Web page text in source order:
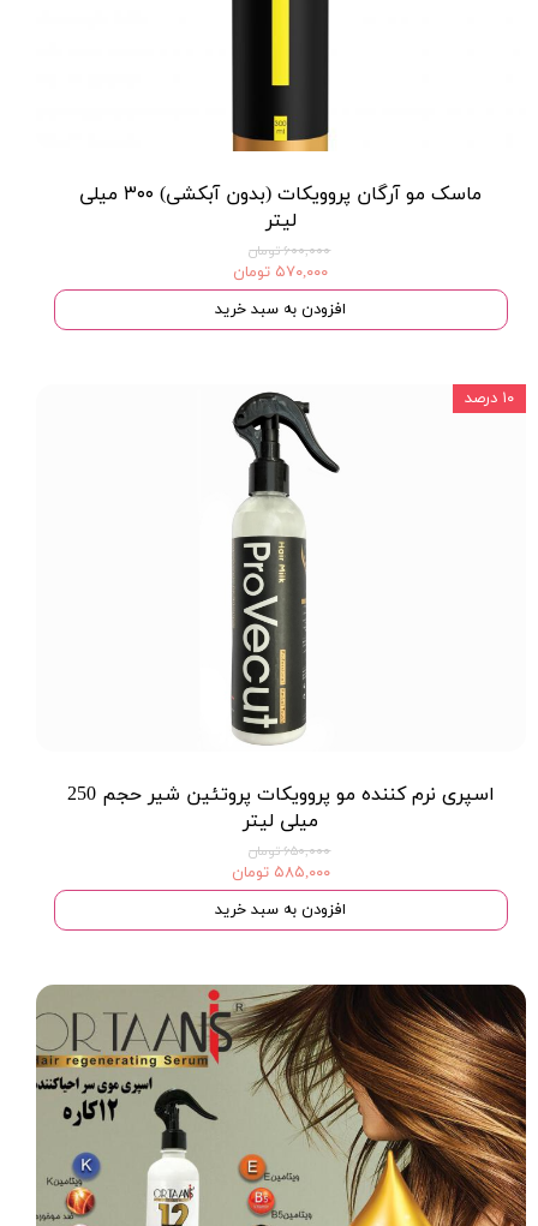
ماسک مو آرگان پروویکات (بدون آبکشی) ۳۰۰ میلی
لیتر
۶۰۰,۰۰۰ تومان
۵۷۰,۰۰۰ تومان
افزودن به سبد خرید
اسپری نرم کننده مو پروویکات پروتئین شیر حجم 250
میلی لیتر
۶۵۰,۰۰۰ تومان
۵۸۵,۰۰۰ تومان
افزودن به سبد خرید
۱۰ درصد